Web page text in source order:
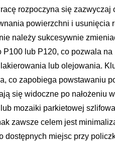
rozpoczyna się
powierzchni i usunięcia
należy sukcesywnie
P100 lub P120, co pozwala
lub olejowania.
co zapobiega powstawaniu
się widoczne po nałożeniu
lub mozaiki parkietowej
zawsze celem jest
dostępnych miejsc przy